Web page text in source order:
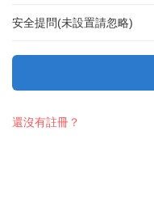
安全提問(未設置請忽略)
還沒有註冊？